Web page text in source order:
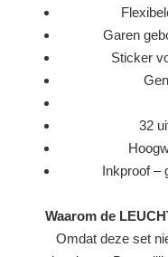
Garen
Sticker
32
Inkproof –
Waarom de
Omdat deze set